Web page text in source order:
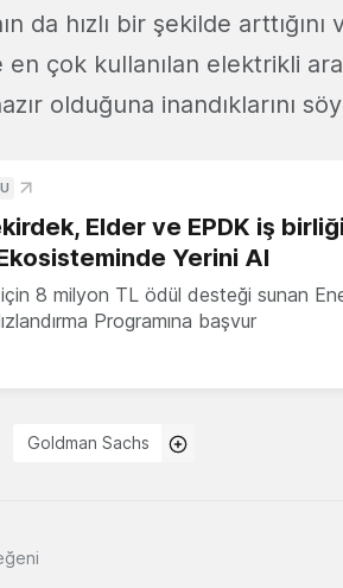
da hızlı bir şekilde
en çok kullanılan elektrikli
olduğuna inandıklarını
Elder ve EPDK iş
Yerini Al
8 milyon TL ödül desteği sunan
Programına başvur
Goldman Sachs